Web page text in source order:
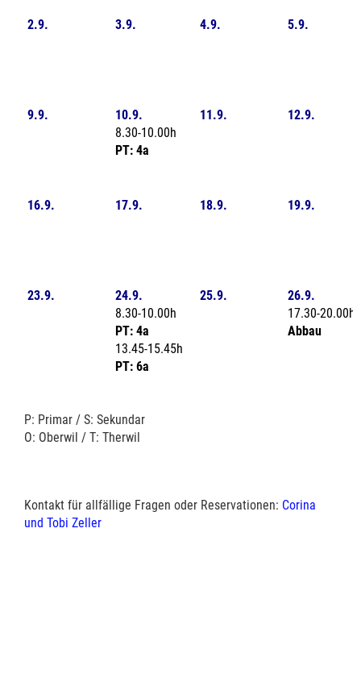
2.9. 3.9. 4.9. 5.9.
9.9.
10.9.
8.30-10.00h
PT: 4a
11.9. 12.9.
16.9. 17.9. 18.9. 19.9.
23.9.
24.9.
8.30-10.00h
PT: 4a
13.45-15.45h
PT: 6a
25.9.
26.9.
17.30-20.00h
Abbau
P: Primar / S: Sekundar
O: Oberwil / T: Therwil
Kontakt für allfällige Fragen oder Reservationen: Corina
und Tobi Zeller